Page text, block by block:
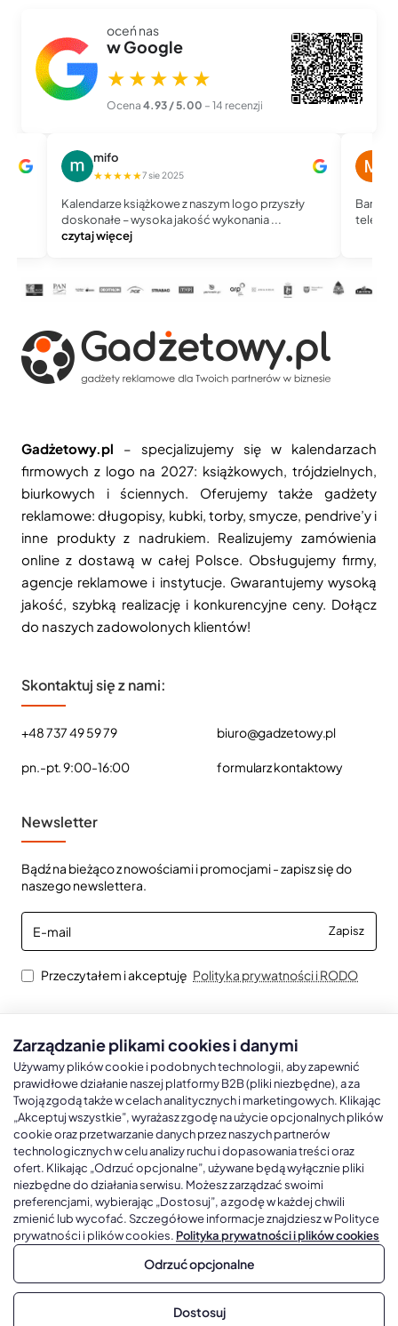
oceń nas
w Google
★★★★★
Ocena 4.93 / 5.00 – 14 recenzji
mifo
★★★★★7 sie 2025
Kalendarze książkowe z naszym logo przyszły
doskonałe – wysoka jakość wykonania ...
czytaj więcej
Bardzo
Gadżetowy.pl – specjalizujemy się w kalendarzach
firmowych z logo na 2027: książkowych, trójdzielnych,
biurkowych i ściennych. Oferujemy także gadżety
reklamowe: długopisy, kubki, torby, smycze, pendrive’y i
inne produkty z nadrukiem. Realizujemy zamówienia
online z dostawą w całej Polsce. Obsługujemy firmy,
agencje reklamowe i instytucje. Gwarantujemy wysoką
jakość, szybką realizację i konkurencyjne ceny. Dołącz
do naszych zadowolonych klientów!
Skontaktuj się z nami:
+48 737 49 59 79
pn.-pt. 9:00-16:00
biuro@gadzetowy.pl
formularz kontaktowy
Newsletter
Bądź na bieżąco z nowościami i promocjami - zapisz się do
naszego newslettera.
E-
mail
Zapisz
Przeczytałem i akceptuję Polityka prywatności i RODO
Kalendarze książkowe
Kalendarze książkowe A5
Kalendarze książkowe A4
Kalendarze książkowe B5
Kalendarze książkowe A6 i B6
Kalendarze książkowe z własną oprawą
Kalendarze Ścienne
Kalendarze trójdzielne
Kalendarze jednodzielne
Kalendarze czterodzielne
Kalendarze Wieloplanszowe
Kalendarze Wielopanszowe, Plakatowe
Copyright © 2026, Gadżetowy.pl, All Rights Reserved, Platforma
Zarządzanie plikami cookies i danymi
Używamy plików cookie i podobnych technologii, aby zapewnić
prawidłowe działanie naszej platformy B2B (pliki niezbędne), a za
Twoją zgodą także w celach analitycznych i marketingowych. Klikając
„Akceptuj wszystkie”, wyrażasz zgodę na użycie opcjonalnych plików
cookie oraz przetwarzanie danych przez naszych partnerów
technologicznych w celu analizy ruchu i dopasowania treści oraz
ofert. Klikając „Odrzuć opcjonalne”, używane będą wyłącznie pliki
niezbędne do działania serwisu. Możesz zarządzać swoimi
preferencjami, wybierając „Dostosuj”, a zgodę w każdej chwili
zmienić lub wycofać. Szczegółowe informacje znajdziesz w Polityce
prywatności i plików cookies. Polityka prywatności i plików cookies
Odrzuć opcjonalne
Dostosuj